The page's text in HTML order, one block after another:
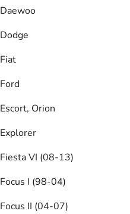
Daewoo
Dodge
Fiat
Ford
Escort, Orion
Explorer
Fiesta VI (08-13)
Focus I (98-04)
Focus II (04-07)